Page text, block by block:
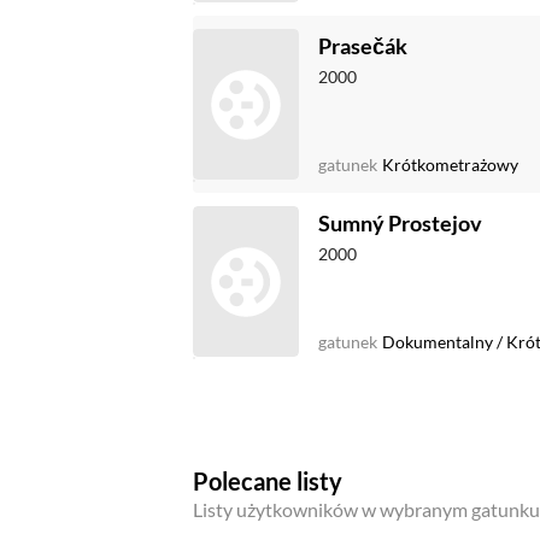
Prasečák
2000
gatunek Krótkometrażowy
Sumný Prostejov
2000
gatunek Dokumentalny/
Polecane listy
Listy użytkowników w wybranym gatunku